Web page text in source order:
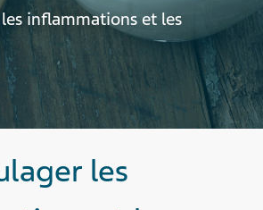
inflammations et les
les